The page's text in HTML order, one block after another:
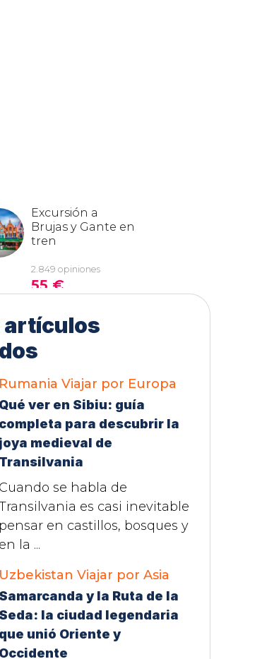
artículos
Rumania Viajar por Europa
Qué ver en Sibiu: guía
completa para descubrir la
joya medieval de
Transilvania
Cuando se habla de
es casi inevitable
pensar en castillos, bosques y
en la ...
Uzbekistan Viajar por Asia
Samarcanda y la Ruta de la
Seda: la ciudad legendaria
que unió Oriente y
Occidente